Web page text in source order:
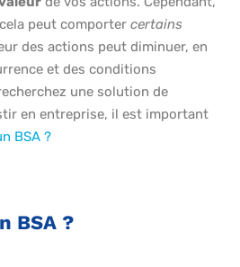
peut comporter certains
des actions peut diminuer, en
et des conditions
une solution de
en entreprise, il est important
BSA ?
BSA ?